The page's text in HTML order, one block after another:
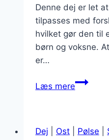
Denne dej er let
tilpasses med
hvilket gør den til
børn og voksne.
er…
Læs mere
citron
Dej Ost Pølse